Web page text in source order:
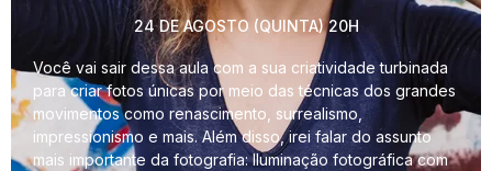
24 DE AGOSTO (QUINTA) 20H
Você vai sair dessa aula com a sua criatividade turbinada
para criar fotos únicas por meio das técnicas dos grandes
movimentos como renascimento, surrealismo,
impressionismo e mais. Além disso, irei falar do assunto
mais importante da fotografia: Iluminação fotográfica com